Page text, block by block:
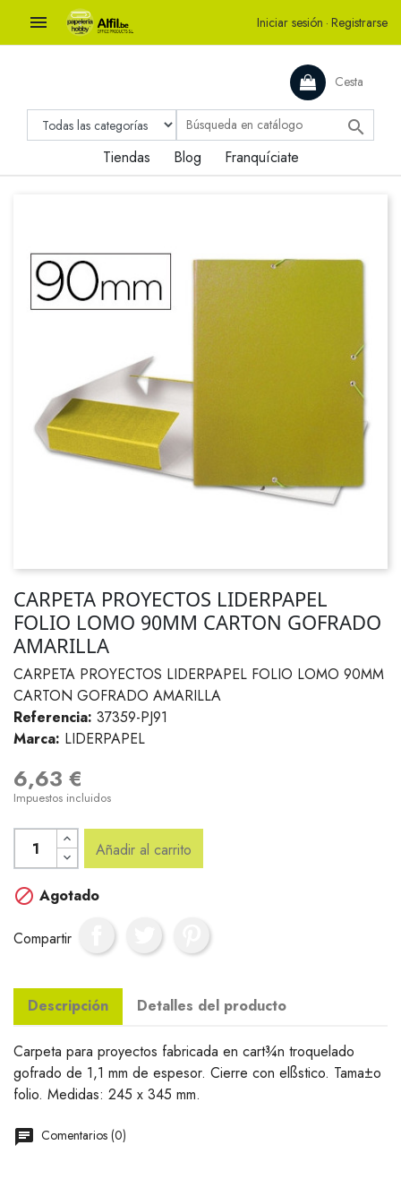
 Iniciar sesión · Registrarse
Cesta

Tiendas Blog Franquíciate
CARPETA PROYECTOS LIDERPAPEL
FOLIO LOMO 90MM CARTON GOFRADO
AMARILLA
CARPETA PROYECTOS LIDERPAPEL FOLIO LOMO 90MM
CARTON GOFRADO AMARILLA
Referencia: 37359-PJ91
Marca: LIDERPAPEL
6,63 €
Impuestos incluidos
Añadir al carrito
 Agotado
Compartir
Descripción Detalles del producto
Carpeta para proyectos fabricada en cart¾n troquelado
gofrado de 1,1 mm de espesor. Cierre con elßstico. Tama±o
folio. Medidas: 245 x 345 mm.
Comentarios (0)